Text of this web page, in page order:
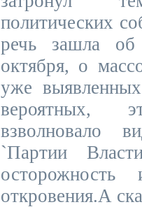
политических
речь зашла
октября, о
уже
вероятных,
взволновало
`Партии
откровения.А